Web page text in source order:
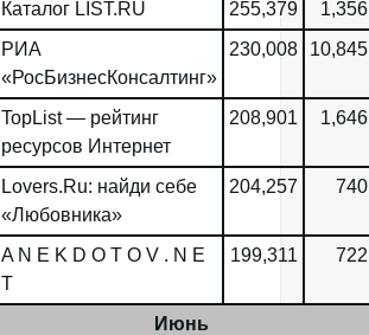
Каталог LIST.RU 255,379
РИА
«РосБизнесКонсалтинг»
230,008
TopList — рейтинг
ресурсов Интернет
208,901
Lovers.Ru: найди себе
«Любовника»
204,257
A N E K D O T O V . N E
T
199,311
Июнь